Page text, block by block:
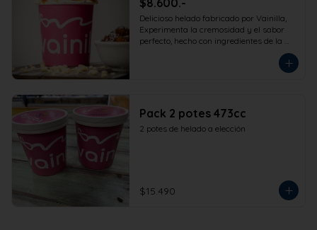
$8.600.-
Delicioso helado fabricado por Vainilla,
Experimenta la cremosidad y el sabor
perfecto, hecho con ingredientes de la
más alta calidad para que disfrutes en
Pack 2 potes 473cc
2 potes de helado a elección
$15.490